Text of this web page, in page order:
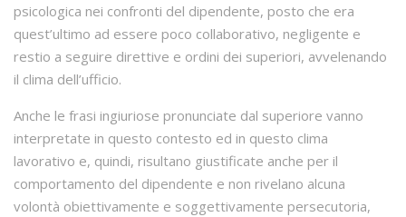
psicologica nei confronti del dipendente, posto che era
quest’ultimo ad essere poco collaborativo, negligente e
restio a seguire direttive e ordini dei superiori, avvelenando
il clima dell’ufficio.
Anche le frasi ingiuriose pronunciate dal superiore vanno
interpretate in questo contesto ed in questo clima
lavorativo e, quindi, risultano giustificate anche per il
comportamento del dipendente e non rivelano alcuna
volontà obiettivamente e soggettivamente persecutoria,